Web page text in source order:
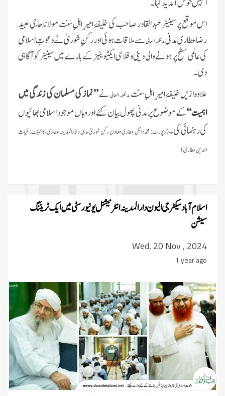
اس موقع پر سینیٹر عبدالقادرصاحب کی خلیفۂ امیرِ اہلِ سنت مولانا حاجی عبید
رضا عطاری مدنیمدظلہ العالیسے ملاقات ہوئی اور رکنِ شوریٰ نے دعوتِ اسلامی
کی عالمی سطح پر ہونے والی دینی و فلاحی ایکٹیویٹیز کے بارے میں سینیٹر کو آگاہی
دی۔
علاوہ ازیں خلیفۂ امیرِ اہلِ سنتمدظلہ العالینے” نماز کی مسلمان کی زندگی میں
اہمیت“کے موضوع پر مدنی پھول بیان کئے اور وہاں موجود اسلامی بھائیوں
کی رہنمائی کی۔(رپورٹ:محمد دانش عطاری معاون رکن شوریٰ حاجی وقار المدینہ عطاری ، کانٹینٹ:غیاث
الدین عطاری)
اسلام آباد سیکٹر جی الیون دارالمدینہ انٹرنیشنل یونیورسٹی میں ایک ٹریننگ
سیشن
Wed, 20 Nov , 2024
1 year ago